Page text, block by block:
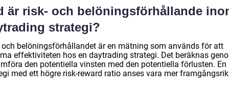
är risk- och belöningsförhållande
strategi?
och belöningsförhållandet är en mätning som används för att
effektiviteten hos en daytrading strategi. Det beräknas
den potentiella vinsten med den potentiella förlusten. En
med ett högre risk-reward ratio anses vara mer